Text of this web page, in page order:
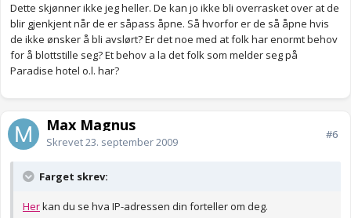
Dette skjønner ikke jeg heller. De kan jo ikke bli overrasket over at de
blir gjenkjent når de er såpass åpne. Så hvorfor er de så åpne hvis
de ikke ønsker å bli avslørt? Er det noe med at folk har enormt behov
for å blottstille seg? Et behov a la det folk som melder seg på
Paradise hotel o.l. har?
Max Magnus
Skrevet23. september 2009
#6
Farget skrev:
Herkan du se hva IP-adressen din forteller om deg.